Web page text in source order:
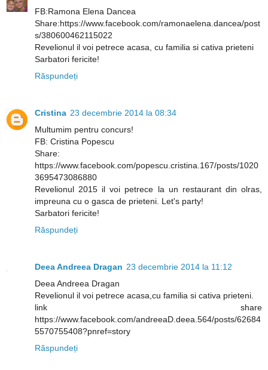
FB:Ramona Elena Dancea
Share:https://www.facebook.com/ramonaelena.dancea/post
s/380600462115022
Revelionul il voi petrece acasa, cu familia si cativa prieteni
Sarbatori fericite!
Răspundeți
Cristina 23 decembrie 2014 la 08:34
Multumim pentru concurs!
FB: Cristina Popescu
Share:
https://www.facebook.com/popescu.cristina.167/posts/1020
3695473086880
Revelionul 2015 il voi petrece la un restaurant din olras,
impreuna cu o gasca de prieteni. Let's party!
Sarbatori fericite!
Răspundeți
Deea Andreea Dragan 23 decembrie 2014 la 11:12
Deea Andreea Dragan
Revelionul il voi petrece acasa,cu familia si cativa prieteni.
link share
https://www.facebook.com/andreeaD.deea.564/posts/62684
5570755408?pnref=story
Răspundeți